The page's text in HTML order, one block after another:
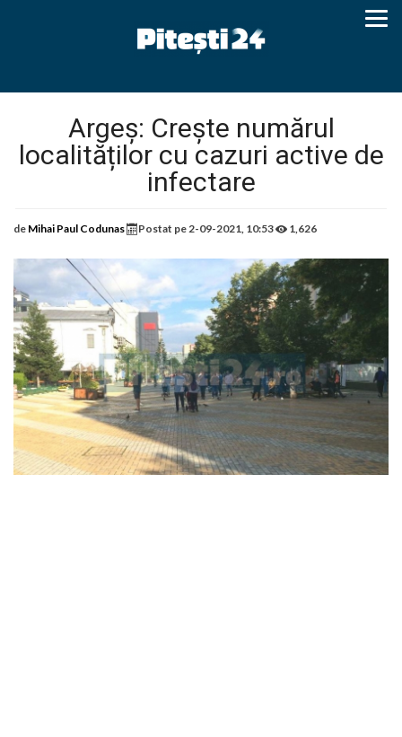
Argeș: Crește numărul
localităților cu cazuri active de
infectare
de Mihai Paul Codunas Postat pe2-09-2021, 10:53 1,626